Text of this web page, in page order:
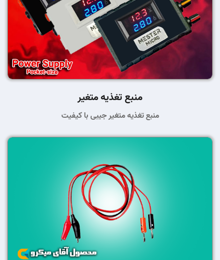
منبع تغذیه متغیر
منبع تغذیه متغیر جیبی با کیفیت